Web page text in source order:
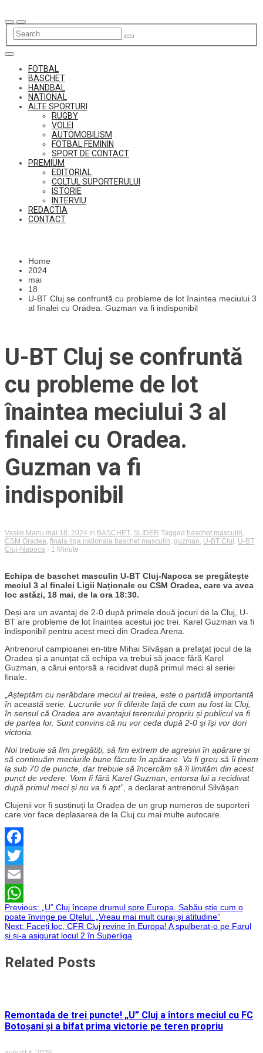
to
content
FOTBAL
BASCHET
HANDBAL
NATIONAL
ALTE SPORTURI
RUGBY
VOLEI
AUTOMOBILISM
FOTBAL FEMININ
SPORT DE CONTACT
PREMIUM
EDITORIAL
COLTUL SUPORTERULUI
ISTORIE
INTERVIU
REDACTIA
CONTACT
Home
2024
mai
18
U-BT Cluj se confruntă cu probleme de lot înaintea meciului 3
al finalei cu Oradea. Guzman va fi indisponibil
U-BT Cluj se confruntă
cu probleme de lot
înaintea meciului 3 al
finalei cu Oradea.
Guzman va fi
indisponibil
Vasile Manu mai 18, 2024 in BASCHET, SLIDER Tagged baschet masculin
CSM Oradea finala liga nationala baschet masculin guzman U-BT Cluj U-BT
Cluj-Napoca - 1 Minute
Echipa de baschet masculin U-BT Cluj-Napoca se pregătește
meciul 3 al finalei Ligii Naționale cu CSM Oradea, care va avea
loc astăzi, 18 mai, de la ora 18:30.
Deși are un avantaj de 2-0 după primele două jocuri de la Cluj, U-
BT are probleme de lot înaintea acestui joc trei. Karel Guzman va fi
indisponibil pentru acest meci din Oradea Arena.
Antrenorul campioanei en-titre Mihai Silvășan a prefațat jocul de la
Oradea și a anunțat că echipa va trebui să joace fără Karel
Guzman, a cărui entorsă a recidivat după primul meci al seriei
finale.
Așteptăm cu nerăbdare meciul al treilea, este o partidă importantă
în această serie. Lucrurile vor fi diferite față de cum au fost la Cluj,
în sensul că Oradea are avantajul terenului propriu și publicul va fi
de partea lor. Sunt convins că nu vor ceda după 2-0 și își vor dori
victoria.
Noi trebuie să fim pregătiți, să fim extrem de agresivi în apărare și
să continuăm meciurile bune făcute în apărare. Va fi greu să îi ținem
la sub 70 de puncte, dar trebuie să încercăm să îi limităm din acest
punct de vedere. Vom fi fără Karel Guzman, entorsa lui a recidivat
după primul meci și nu va fi apt” , a declarat antrenorul Silvășan.
Clujenii vor fi susținuți la Oradea de un grup numeros de suporteri
care vor face deplasarea de la Cluj cu mai multe autocare.
Facebook
Twitter
Email
WhatsApp
Navigare
în
articole
Previous:
„U” Cluj începe drumul spre Europa. Sabău știe cum o
poate învinge pe Oțelul. „Vreau mai mult curaj și atitudine”
Next: Faceți loc, CFR Cluj revine în Europa! A spulberat-o pe Farul
și și-a asigurat locul 2 în Superliga
Related Posts
Remontada de trei puncte! „U” Cluj a întors meciul cu FC
Botoșani și a bifat prima victorie pe teren propriu